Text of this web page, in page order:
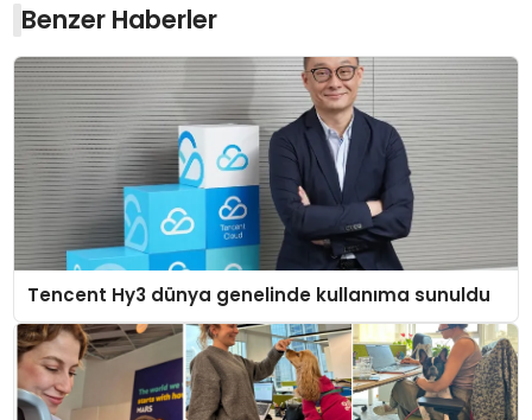
Benzer Haberler
Tencent Hy3 dünya genelinde kullanıma sunuldu